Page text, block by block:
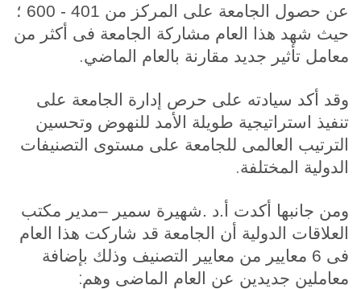
عن حصول الجامعة على المركز من 401 - 600 ؛
حيث شهد هذا العام مشاركة الجامعة فى أكثر من
معامل تأثير جديد مقارنة بالعام الماضي.
وقد أكد سيادته على حرص إدارة الجامعة على
تنفيذ استراتيجية طويلة الأمد للنهوض وتحسين
الترتيب العالمى للجامعة على مستوى التصنيفات
الدولية المختلفة.
ومن جانبها أكدت أ.د .شهيرة سمير –مدير مكتب
العلاقات الدولية أن الجامعة قد شاركت هذا العام
فى 6 معايير من معايير التصنيف وذلك بإضافة
معاملين جديدين عن العام الماضى وهم: